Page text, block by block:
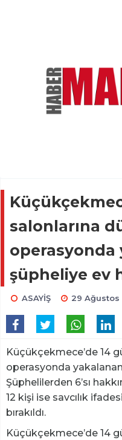
salonlarına
operasyonda
şüpheliye ev
ASAYİŞ 29 Ağustos
Küçükçekmece’de 14
operasyonda
Şüphelilerden 6’sı
12 kişi ise savcılık
bırakıldı.
Küçükçekmece’de 14